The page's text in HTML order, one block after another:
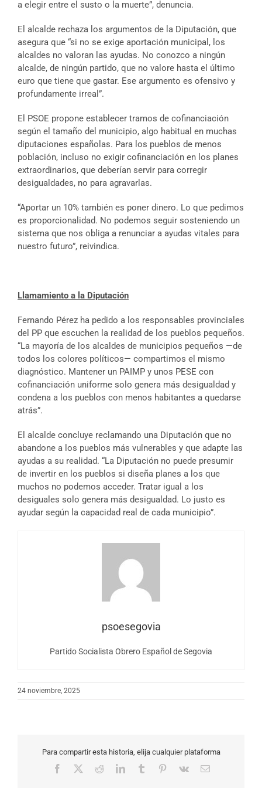
a elegir entre el susto o la muerte”, denuncia.
El alcalde rechaza los argumentos de la Diputación, que
asegura que “si no se exige aportación municipal, los
alcaldes no valoran las ayudas. No conozco a ningún
alcalde, de ningún partido, que no valore hasta el último
euro que tiene que gastar. Ese argumento es ofensivo y
profundamente irreal”.
El PSOE propone establecer tramos de cofinanciación
según el tamaño del municipio, algo habitual en muchas
diputaciones españolas. Para los pueblos de menos
población, incluso no exigir cofinanciación en los planes
extraordinarios, que deberían servir para corregir
desigualdades, no para agravarlas.
“Aportar un 10% también es poner dinero. Lo que pedimos
es proporcionalidad. No podemos seguir sosteniendo un
sistema que nos obliga a renunciar a ayudas vitales para
nuestro futuro”, reivindica.
Llamamiento a la Diputación
Fernando Pérez ha pedido a los responsables provinciales
del PP que escuchen la realidad de los pueblos pequeños.
“La mayoría de los alcaldes de municipios pequeños —de
todos los colores políticos— compartimos el mismo
diagnóstico. Mantener un PAIMP y unos PESE con
cofinanciación uniforme solo genera más desigualdad y
condena a los pueblos con menos habitantes a quedarse
atrás”.
El alcalde concluye reclamando una Diputación que no
abandone a los pueblos más vulnerables y que adapte las
ayudas a su realidad. “La Diputación no puede presumir
de invertir en los pueblos si diseña planes a los que
muchos no podemos acceder. Tratar igual a los
desiguales solo genera más desigualdad. Lo justo es
ayudar según la capacidad real de cada municipio”.
psoesegovia
Partido Socialista Obrero Español de Segovia
24 noviembre, 2025
Para compartir esta historia, elija cualquier plataforma
Facebook RedditLinkedInTumblr Pinterest
Vk
Correo